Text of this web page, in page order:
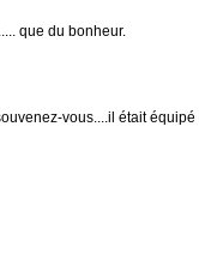
que du bonheur.
vous....il était équipé